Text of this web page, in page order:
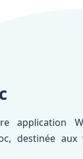
application
destinée